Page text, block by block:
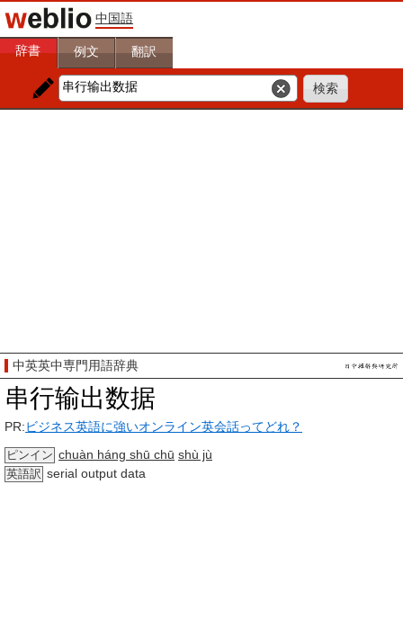
中国語
辞書 例文 翻訳
中英英中専門用語辞典
串行输出数据
PR:ビジネス英語に強いオンライン英会話ってどれ？
ピンイン chuàn háng shū chū shù jù
英語訳 serial output data